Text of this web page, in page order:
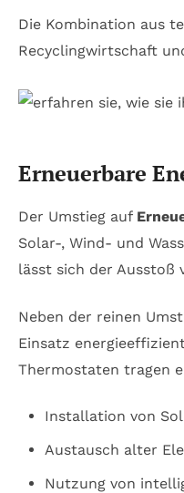
Die Kombination aus
Recyclingwirtschaft
Erneuerbare
Der Umstieg auf
Solar-, Wind- und
lässt sich der Ausstoß
Neben der reinen
Einsatz
Thermostaten tragen
Installation von
Austausch alter
Nutzung von